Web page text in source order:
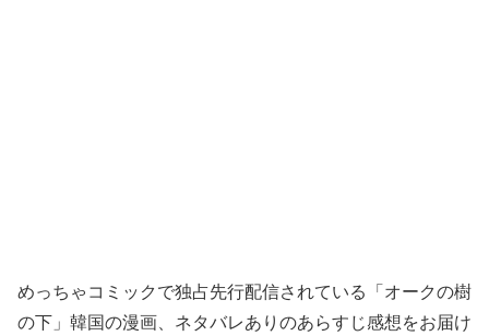
めっちゃコミックで独占先行配信されている「オークの樹
の下」韓国の漫画、ネタバレありのあらすじ感想をお届け